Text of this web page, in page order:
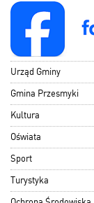
Urząd Gminy
Gmina Przesmyki
Kultura
Oświata
Sport
Turystyka